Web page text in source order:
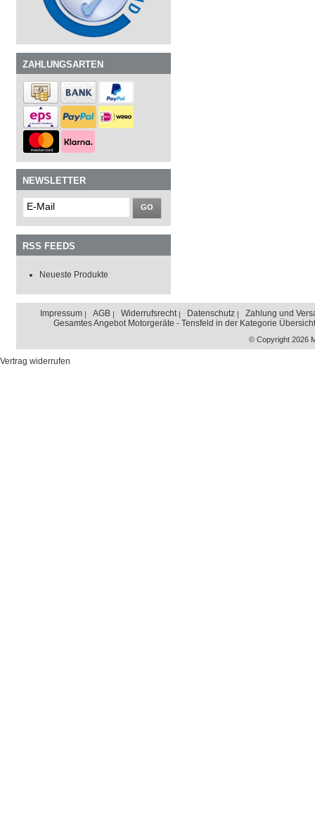
ZAHLUNGSARTEN
NEWSLETTER
GO
RSS FEEDS
Neueste Produkte
Impressum AGB Widerrufsrecht Datenschutz
Zahlung und
Gesamtes Angebot Motorgeräte - Tensfeld in der Kategorie Übersicht
© Copyright 2026
Vertrag widerrufen